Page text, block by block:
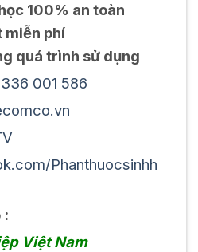
100% an toàn
miễn phí
quá trình sử dụng
001 586
Phanthuocsinhh
:
Việt Nam